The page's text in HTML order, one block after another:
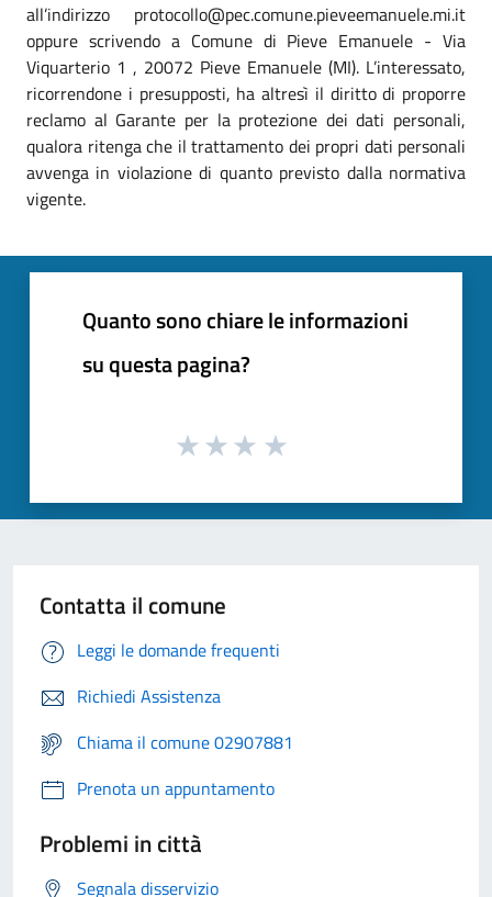
all’indirizzo protocollo@pec.comune.pieveemanuele.mi.it
oppure scrivendo a Comune di Pieve Emanuele - Via
Viquarterio 1 , 20072 Pieve Emanuele (MI). L’interessato,
ricorrendone i presupposti, ha altresì il diritto di proporre
reclamo al Garante per la protezione dei dati personali,
qualora ritenga che il trattamento dei propri dati personali
avvenga in violazione di quanto previsto dalla normativa
vigente.
Quanto sono chiare le informazioni
su questa pagina?
Contatta il comune
Leggi le domande frequenti
Richiedi Assistenza
Chiama il comune 02907881
Prenota un appuntamento
Problemi in città
Segnala disservizio